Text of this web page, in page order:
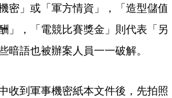
密」或「軍方情資」，「造型儲值
」，「電競比賽獎金」則代表「另
暗語也被辦案人員一一破解。
收到軍事機密紙本文件後，先拍照